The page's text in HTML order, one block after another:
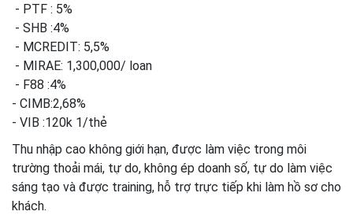
- PTF : 5%
- SHB :4%
- MCREDIT: 5,5%
- MIRAE: 1,300,000/ loan
- F88 :4%
- CIMB:2,68%
- VIB :120k 1/thẻ
Thu nhập cao không giới hạn, được làm việc trong môi
trường thoải mái, tự do, không ép doanh số, tự do làm việc
sáng tạo và được training, hỗ trợ trực tiếp khi làm hồ sơ cho
khách.